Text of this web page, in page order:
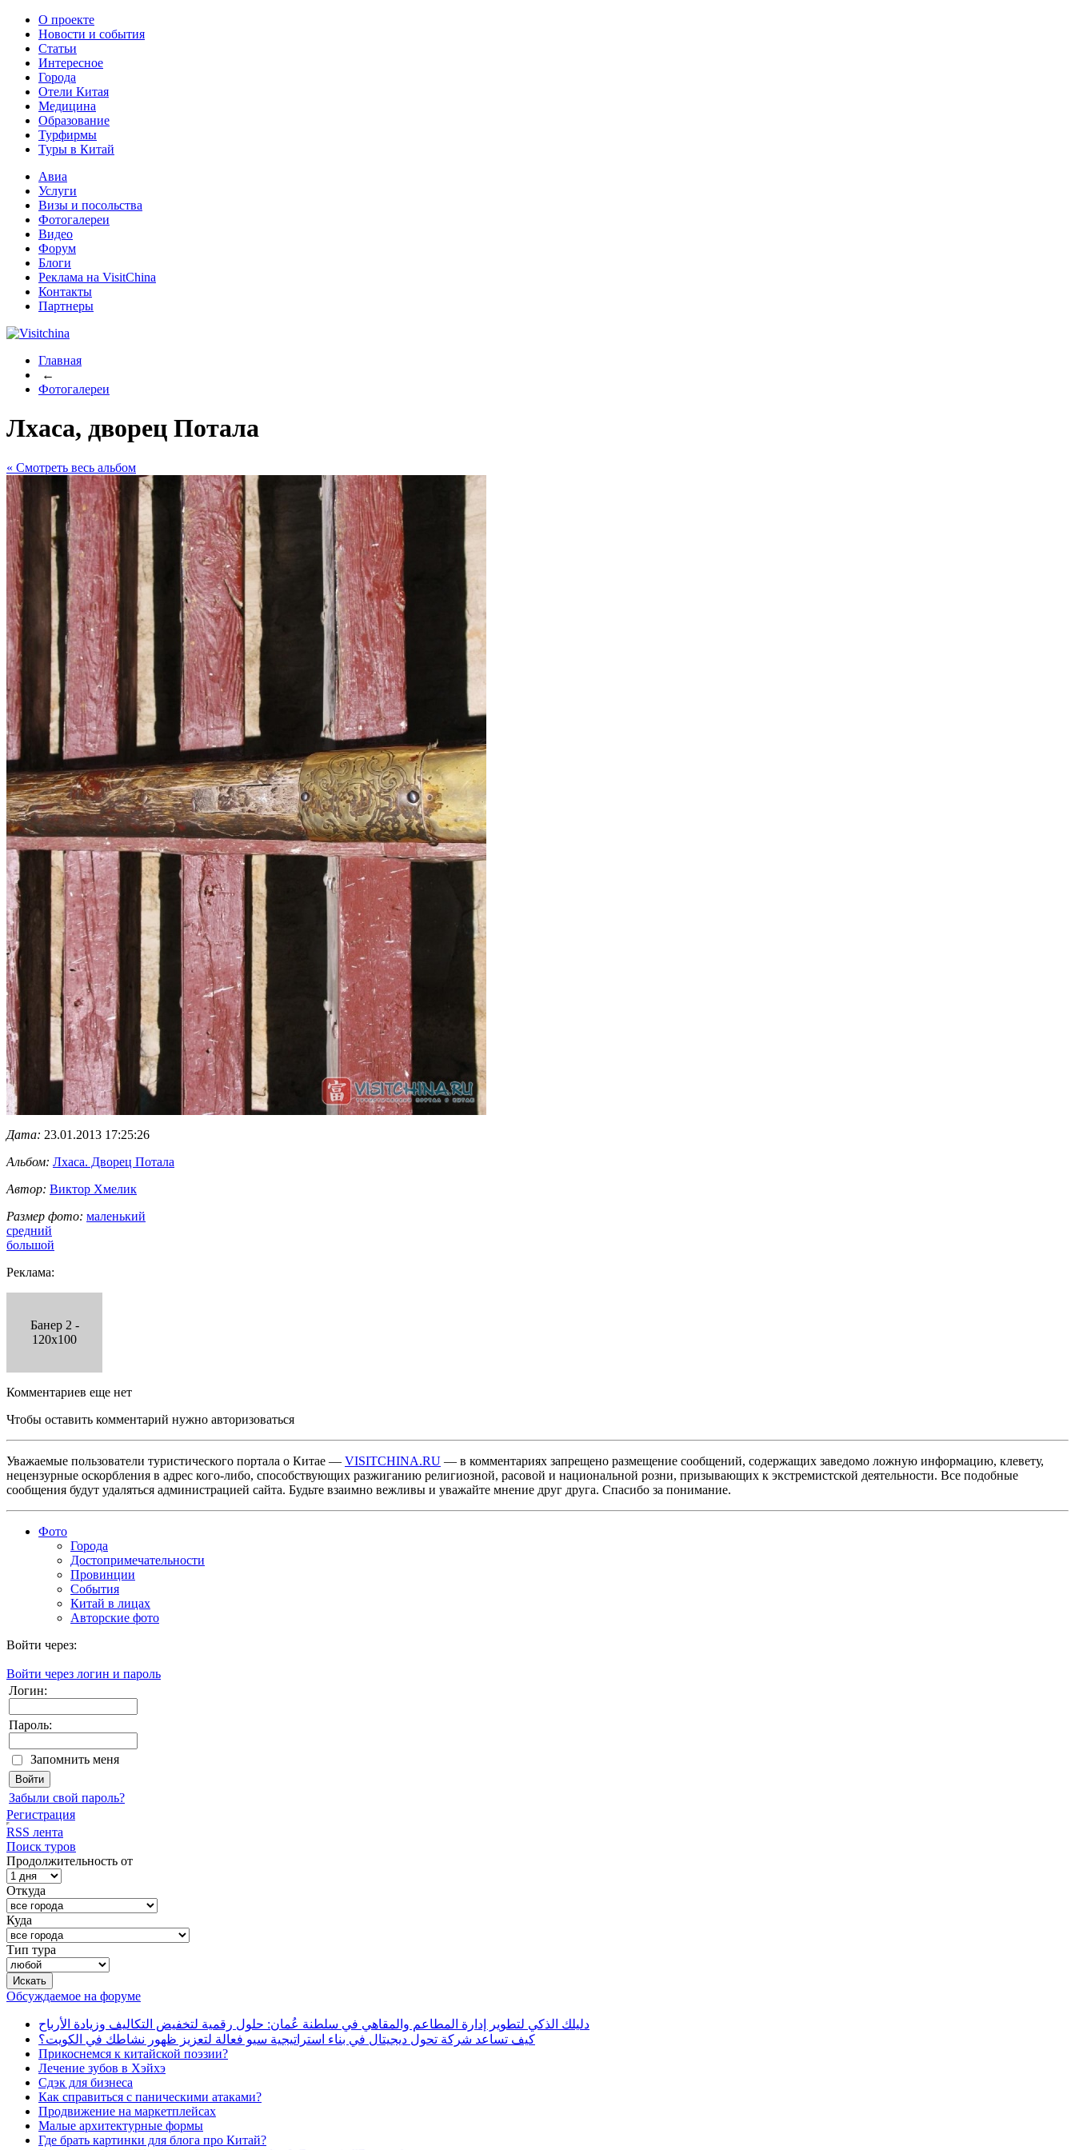
О проекте
Новости и события
Статьи
Интересное
Города
Отели Китая
Медицина
Образование
Турфирмы
Туры в Китай
Авиа
Услуги
Визы и посольства
Фотогалереи
Видео
Форум
Блоги
Реклама на VisitChina
Контакты
Партнеры
Главная
←
Фотогалереи
Лхаса, дворец Потала
« Cмотреть весь альбом
Дата: 23.01.2013 17:25:26
Альбом: Лхаса. Дворец Потала
Автор: Виктор Хмелик
Размер фото: маленький
средний
большой
Реклама:
Банер 2 -
120x100
Комментариев еще нет
Чтобы оставить комментарий нужно авторизоваться
Уважаемые пользователи туристического портала о Китае — VISITCHINA.RU — в комментариях запрещено размещение сообщений, содержащих заведомо ложную информацию, клевету,
нецензурные оскорбления в адрес кого-либо, способствующих разжиганию религиозной, расовой и национальной розни, призывающих к экстремистской деятельности. Все подобные
сообщения будут удаляться администрацией сайта. Будьте взаимно вежливы и уважайте мнение друг друга. Спасибо за понимание.
Фото
Города
Достопримечательности
Провинции
События
Китай в лицах
Авторские фото
Войти через:
Войти через логин и пароль
Логин:
Пароль:
Запомнить меня
Забыли свой пароль?
Регистрация
RSS лента
Поиск туров
Продолжительность от
Откуда
Куда
Тип тура
Обсуждаемое на форуме
دليلك الذكي لتطوير إدارة المطاعم والمقاهي في سلطنة عُمان: حلول رقمية لتخفيض التكاليف وزيادة الأرباح
كيف تساعد شركة تحول ديجيتال في بناء استراتيجية سيو فعالة لتعزيز ظهور نشاطك في الكويت؟
Прикоснемся к китайской поэзии?
Лечение зубов в Хэйхэ
Сдэк для бизнеса
Как справиться с паническими атаками?
Продвижение на маркетплейсах
Малые архитектурные формы
Где брать картинки для блога про Китай?